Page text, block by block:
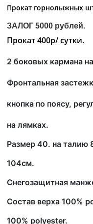
Прокат горнолыжных
ЗАЛОГ 5000 рублей.
Прокат 400р/ сутки.
2 боковых кармана
Фронтальная
кнопка по поясу,
на лямках.
Размер 40. на талию
104см.
Снегозащитная
Состав верха 100%
100% polyester.